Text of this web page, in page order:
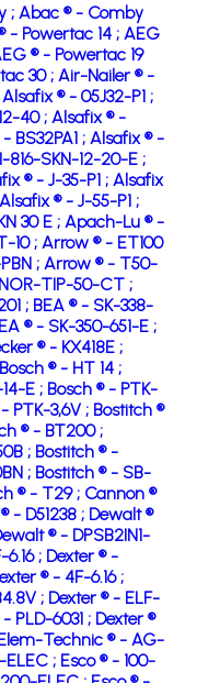
; Abac ® - Comby
- Powertac 14 ; AEG
® - Powertac 19
30 ; Air-Nailer ® -
Alsafix ® - 05J32-P1 ;
40 ; Alsafix ® -
BS32PA1 ; Alsafix ® -
SKN-12-20-E ;
® - J-35-P1 ; Alsafix
Alsafix ® - J-55-P1 ;
30 E ; Apach-Lu ® -
10 ; Arrow ® - ET100
; Arrow ® - T50-
TIP-50-CT ;
; BEA ® - SK-338-
® - SK-350-651-E ;
® - KX418E ;
Bosch ® - HT 14 ;
E ; Bosch ® - PTK-
PTK-3,6V ; Bostitch ®
® - BT200 ;
; Bostitch ® -
; Bostitch ® - SB-
® - T29 ; Cannon ®
- D51238 ; Dewalt ®
® - DPSB2IN1-
; Dexter ® -
® - 4F-6.16 ;
; Dexter ® - ELF-
PLD-6031 ; Dexter ®
Technic ® - AG-
ELEC ; Esco ® - 100-